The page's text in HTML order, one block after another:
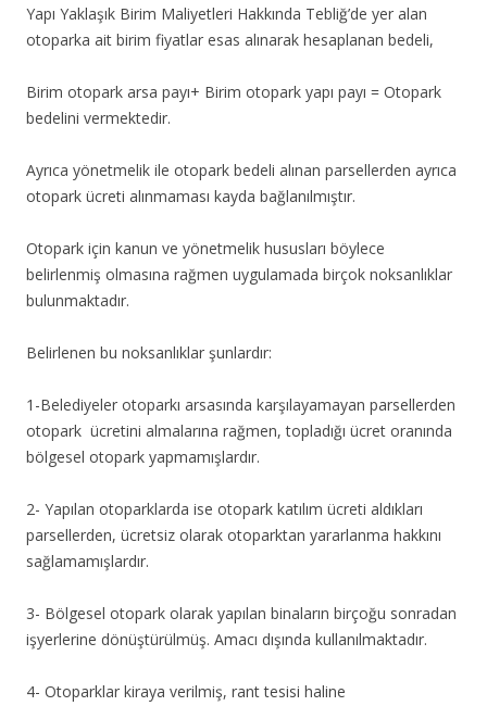
Yapı Yaklaşık Birim Maliyetleri Hakkında Tebliğ’de yer alan
otoparka ait birim fiyatlar esas alınarak hesaplanan bedeli,
Birim otopark arsa payı+ Birim otopark yapı payı = Otopark
bedelini vermektedir.
Ayrıca yönetmelik ile otopark bedeli alınan parsellerden ayrıca
otopark ücreti alınmaması kayda bağlanılmıştır.
Otopark için kanun ve yönetmelik hususları böylece
belirlenmiş olmasına rağmen uygulamada birçok noksanlıklar
bulunmaktadır.
Belirlenen bu noksanlıklar şunlardır:
1-Belediyeler otoparkı arsasında karşılayamayan parsellerden
otopark ücretini almalarına rağmen, topladığı ücret oranında
bölgesel otopark yapmamışlardır.
2- Yapılan otoparklarda ise otopark katılım ücreti aldıkları
parsellerden, ücretsiz olarak otoparktan yararlanma hakkını
sağlamamışlardır.
3- Bölgesel otopark olarak yapılan binaların birçoğu sonradan
işyerlerine dönüştürülmüş. Amacı dışında kullanılmaktadır.
4- Otoparklar kiraya verilmiş, rant tesisi haline